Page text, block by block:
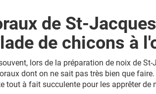
de St-
de chicons à
lors de la préparation de noix de
dont on ne sait pas très bien que
tout à fait succulente pour les apprêter de